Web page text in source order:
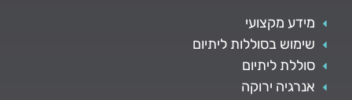
מידע מקצועי
שימוש בסוללות ליתיום
סוללת ליתיום
אנרגיה ירוקה